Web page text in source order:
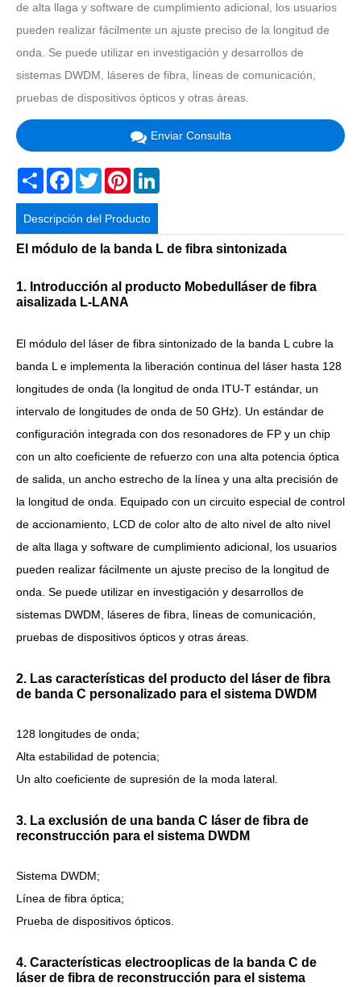
de alta llaga y software de cumplimiento adicional, los usuarios
pueden realizar fácilmente un ajuste preciso de la longitud de
onda. Se puede utilizar en investigación y desarrollos de
sistemas DWDM, láseres de fibra, líneas de comunicación,
pruebas de dispositivos ópticos y otras áreas.
Enviar Consulta
Share Facebook
TwitterPinterest
Descripción del Producto
El módulo de la banda L de fibra sintonizada
1. Introducción al producto Mobedul láser de fibra
aisalizada L-LANA
El módulo del láser de fibra sintonizado de la banda L cubre la
banda L e implementa la liberación continua del láser hasta 128
longitudes de onda (la longitud de onda ITU-T estándar, un
intervalo de longitudes de onda de 50 GHz). Un estándar de
configuración integrada con dos resonadores de FP y un chip
con un alto coeficiente de refuerzo con una alta potencia óptica
de salida, un ancho estrecho de la línea y una alta precisión de
la longitud de onda. Equipado con un circuito especial de control
de accionamiento, LCD de color alto de alto nivel de alto nivel
de alta llaga y software de cumplimiento adicional, los usuarios
pueden realizar fácilmente un ajuste preciso de la longitud de
onda. Se puede utilizar en investigación y desarrollos de
sistemas DWDM, láseres de fibra, líneas de comunicación,
pruebas de dispositivos ópticos y otras áreas.
2. Las características del producto del láser de fibra
de banda C personalizado para el sistema DWDM
128 longitudes de onda;
Alta estabilidad de potencia;
Un alto coeficiente de supresión de la moda lateral.
3. La exclusión de una banda C láser de fibra de
reconstrucción para el sistema DWDM
Sistema DWDM;
Línea de fibra óptica;
Prueba de dispositivos ópticos.
4. Características electrooplicas de la banda C de
láser de fibra de reconstrucción para el sistema